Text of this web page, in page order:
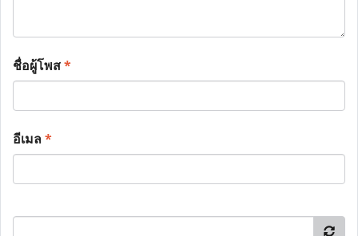
ชื่อผู้โพส*
อีเมล*